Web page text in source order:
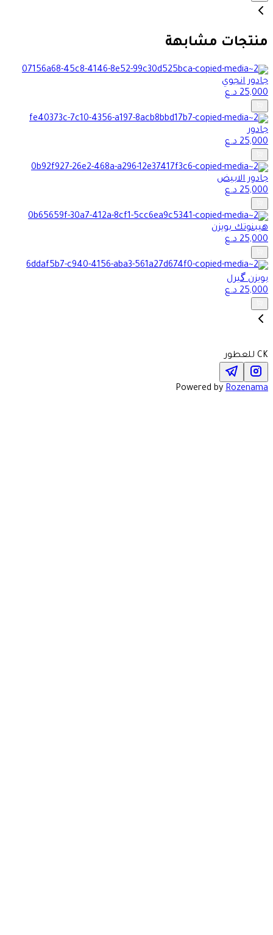
منتجات مشابهة
جادور انجوي
25,000د.ع
جادور
25,000د.ع
جادور الابيض
25,000د.ع
هيبنوتك بويزن
25,000د.ع
بويزن گيرل
25,000د.ع
CK للعطور
Powered by Rozenama